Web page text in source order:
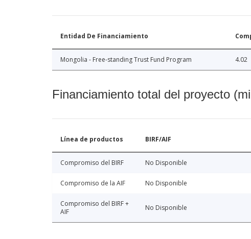
Entidad De Financiamiento
Mongolia - Free-standing Trust Fund Program 4.02
Financiamiento total del proyecto
Línea de productos BIRF/AIF
Compromiso del BIRF No Disponible
Compromiso de la AIF No Disponible
Compromiso del BIRF +
AIF
No Disponible